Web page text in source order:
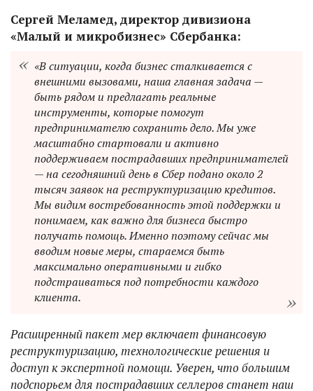
Сергей Меламед, директор дивизиона
«Малый и микробизнес» Сбербанка:
«В ситуации, когда бизнес сталкивается с
внешними вызовами, наша главная задача —
быть рядом и предлагать реальные
инструменты, которые помогут
предпринимателю сохранить дело. Мы уже
масштабно стартовали и активно
поддерживаем пострадавших предпринимателей
— на сегодняшний день в Сбер подано около 2
тысяч заявок на реструктуризацию кредитов.
Мы видим востребованность этой поддержки и
понимаем, как важно для бизнеса быстро
получать помощь. Именно поэтому сейчас мы
вводим новые меры, стараемся быть
максимально оперативными и гибко
подстраиваться под потребности каждого
клиента.
Расширенный пакет мер включает финансовую
реструктуризацию, технологические решения и
доступ к экспертной помощи. Уверен, что большим
подспорьем для пострадавших селлеров станет наш